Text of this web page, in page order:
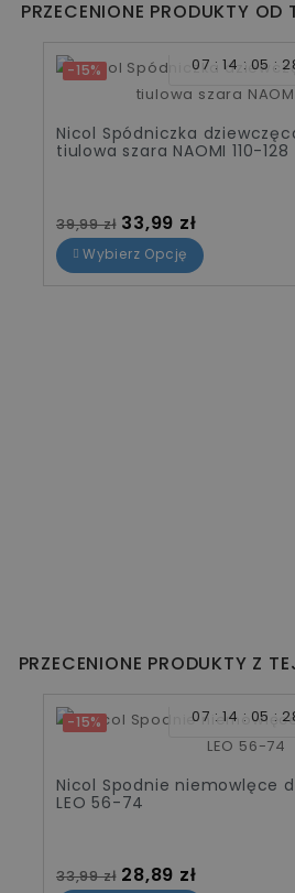
PRZECENIONE PRODUKTY OD
-15% 07 14 05
Nicol Spódniczka
tiulowa szara NAOMI 110-128
Cena standardowa
39,99 zł Cena
33,99 zł
Wybierz Opcję
PRZECENIONE PRODUKTY Z
-15% 07 14 05
Nicol Spodnie niemowlęce
LEO 56-74
Cena standardowa
33,99 zł Cena
28,89 zł